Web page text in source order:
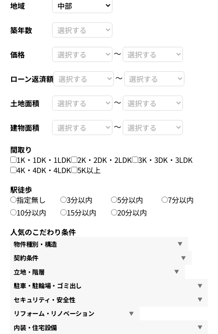
地域
築年数
価格 〜
ローン返済額 〜
土地面積 〜
建物面積 〜
間取り
1K・1DK・1LDK
2K・2DK・2LDK
3K・3DK・3LDK
4K・4DK・4LDK
5K以上
駅徒歩
指定無し
3分以内 5分以内
7分以内
10分以内
15分以内
20分以内
人気のこだわり条件
物件種別・構造
契約条件
立地・階層
駐車・駐輪場・ゴミ出し
セキュリティ・安全性
リフォーム・リノベーション
内装・住宅設備